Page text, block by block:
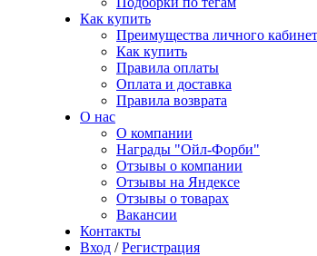
Как купить
Преимущества личного
Как купить
Правила оплаты
Оплата и доставка
Правила возврата
О нас
О компании
Награды "Ойл-Форби"
Отзывы о компании
Отзывы на Яндексе
Отзывы о товарах
Вакансии
Контакты
Вход / Регистрация